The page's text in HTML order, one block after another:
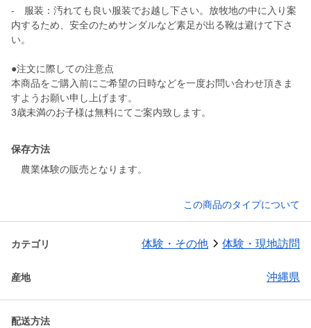
- 服装：汚れても良い服装でお越し下さい。放牧地の中に入り案
内するため、安全のためサンダルなど素足が出る靴は避けて下さ
い。
●注文に際しての注意点
本商品をご購入前にご希望の日時などを一度お問い合わせ頂きま
すようお願い申し上げます。
3歳未満のお子様は無料にてご案内致します。
保存方法
農業体験の販売となります。
この商品のタイプについて
カテゴリ 体験・その他 体験・現地訪問
産地 沖縄県
配送方法